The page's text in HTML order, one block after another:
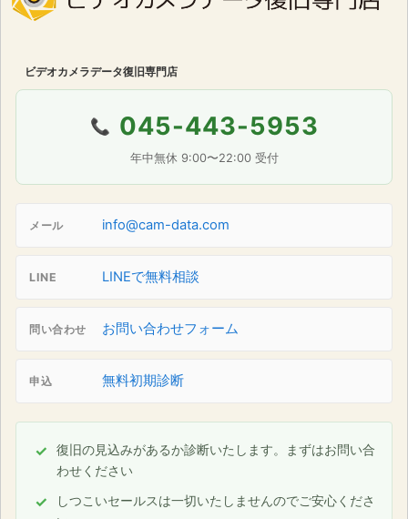
ビデオカメラデータ復旧専門店
📞 045-443-5953
年中無休 9:00〜22:00 受付
メール info@cam-data.com
LINE LINEで無料相談
問い合わせ お問い合わせフォーム
申込 無料初期診断
復旧の見込みがあるか診断いたします。まずはお問い合
わせください
しつこいセールスは一切いたしませんのでご安心くださ